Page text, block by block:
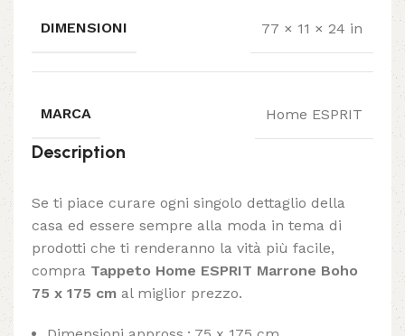
DIMENSIONI 77 × 11 × 24 in
MARCA Home ESPRIT
Description
Se ti piace curare ogni singolo dettaglio della
casa ed essere sempre alla moda in tema di
prodotti che ti renderanno la vità più facile,
compra Tappeto Home ESPRIT Marrone Boho
75 x 175 cm al miglior prezzo.